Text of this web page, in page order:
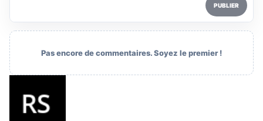
PUBLIER
Pas encore de commentaires. Soyez le premier !